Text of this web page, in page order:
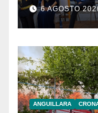
6 AGOSTO
ANGUILLARA